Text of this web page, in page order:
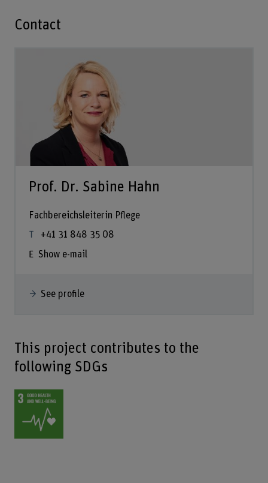
Contact
Prof. Dr. Sabine Hahn
Fachbereichsleiterin Pflege
+41 31 848 35 08
Show e-mail
See profile
This project contributes to the
following SDGs